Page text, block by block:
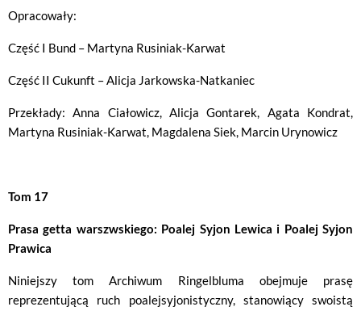
Opracowały:
Część I Bund – Martyna Rusiniak-Karwat
Część II Cukunft – Alicja Jarkowska-Natkaniec
Przekłady: Anna Ciałowicz, Alicja Gontarek, Agata Kondrat,
Martyna Rusiniak-Karwat, Magdalena Siek, Marcin Urynowicz
Tom 17
Prasa getta warszwskiego: Poalej Syjon Lewica i Poalej Syjon
Prawica
Niniejszy tom Archiwum Ringelbluma obejmuje prasę
reprezentującą ruch poalejsyjonistyczny, stanowiący swoistą